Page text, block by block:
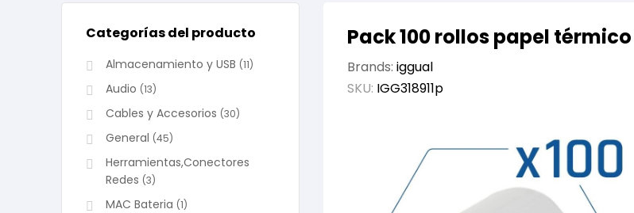
Pack 100 rollos papel
Brands: iggual
SKU: IGG318911p
Categorías del producto
Almacenamiento y USB (11)
Audio (13)
Cables y Accesorios (30)
General (45)
Herramientas,Conectores
Redes (3)
MAC Bateria (1)